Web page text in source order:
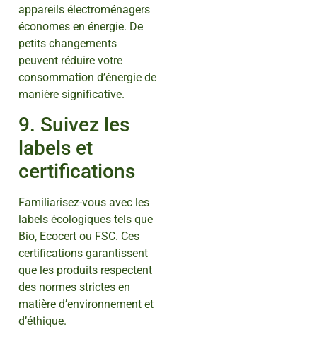
appareils électroménagers
économes en énergie. De
petits changements
peuvent réduire votre
consommation d’énergie de
manière significative.
9. Suivez les
labels et
certifications
Familiarisez-vous avec les
labels écologiques tels que
Bio, Ecocert ou FSC. Ces
certifications garantissent
que les produits respectent
des normes strictes en
matière d’environnement et
d’éthique.